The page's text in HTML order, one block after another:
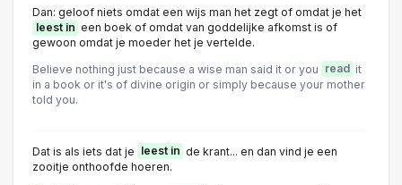
Dan: geloof niets omdat een wijs man het zegt of omdat je het
leest in een boek of omdat van goddelijke afkomst is of
gewoon omdat je moeder het je vertelde.
Believe nothing just because a wise man said it or you read it
in a book or it's of divine origin or simply because your mother
told you.
Dat is als iets dat je leest in de krant... en dan vind je een
zooitje onthoofde hoeren.